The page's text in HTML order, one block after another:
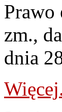
Prawo
zm.,
dnia